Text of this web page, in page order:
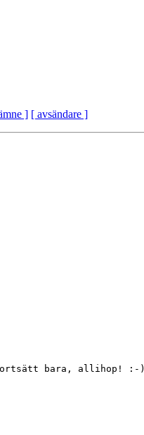
] [ avsändare ]
bara, allihop! :-)